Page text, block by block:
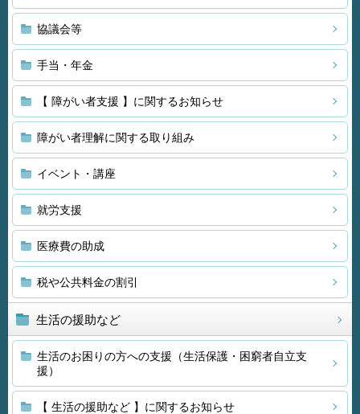
協議会等
手当・年金
【 障がい者支援 】に関するお知らせ
障がい者理解に関する取り組み
イベント・講座
就労支援
医療費の助成
税や公共料金の割引
生活の援助など
生活のお困りの方への支援（生活保護・困窮者自立支
援）
【 生活の援助など 】に関するお知らせ